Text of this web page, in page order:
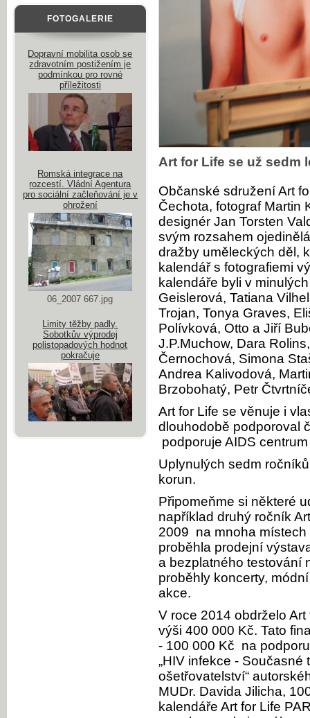
Art for Life se už sedm
Občanské sdružení Art
Čechota, fotograf Martin
designér Jan Torsten
svým rozsahem
dražby uměleckých děl,
kalendář s fotografiemi
kalendáře byli v
Geislerová, Tatiana
Trojan, Tonya Graves,
Polívková, Otto a Jiří
J.P.Muchow, Dara
Černochová, Simona
Andrea Kalivodová,
Brzobohatý, Petr
Art for Life se věnuje i
dlouhodobě podporoval
podporuje AIDS
Uplynulých sedm
korun.
Připomeňme si některé
například druhý ročník
2009 na mnoha
proběhla prodejní
a bezplatného testování
proběhly koncerty,
akce.
V roce 2014 obdrželo
výši 400 000 Kč. Tato
- 100 000 Kč na
„HIV infekce -
ošetřovatelství“
MUDr. Davida Jilicha,
kalendáře Art for Life
FOTOGALERIE
Dopravní mobilita osob se
zdravotním postižením je
podmínkou pro rovné
příležitosti
Romská integrace na
rozcestí. Vládní Agentura
pro sociální začleňování je v
ohrožení
06_2007 667.jpg
Limity těžby padly.
Sobotkův výprodej
polistopadových hodnot
pokračuje